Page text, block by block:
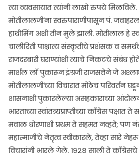
त्या व्यवसायात त्यांनी लाखो रुपये
मोतीलालजींना स्वरुपाराणीपासून पं.
हाथीमिंग अशी तीन मुले झाली. मोतीलाल हे
चालीरिती पाश्चात्य संस्कृतीचे प्रशंसक व
राजदरबारी घराण्यांशी त्याचे निकटचे संबंध
मार्शल लॉ पुकारून इंग्रजी राजसत्तेने जे
मोतीलालजींच्या विचारात मोठेच परिवर्तन
शासनाशी पुकारलेल्या असहकाराच्या
भारताच्या स्वांतत्र्यप्राप्तीच्या काँग्रेस पक्षात
मवाळ धोरणाशी प्रथम ते सहमत नव्हते; पण
महात्माजींचे नेतृत्व स्वीकारले, तेव्हा सारे नेहरू
विचारांनी भारले गेले. १९२८ साली ते काँग्रेसचे